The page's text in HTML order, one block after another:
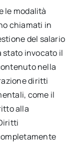
le modalità
chiamati in
del salario
stato invocato il
nella
diritti
come il
alla